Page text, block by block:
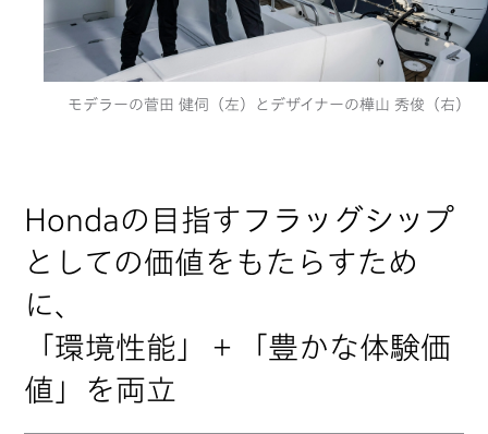
モデラーの菅田 健伺（左）とデザイナーの樺山 秀俊（右）
Hondaの目指すフラッグシップ
としての価値をもたらすため
に、
「環境性能」＋「豊かな体験価
値」を両立